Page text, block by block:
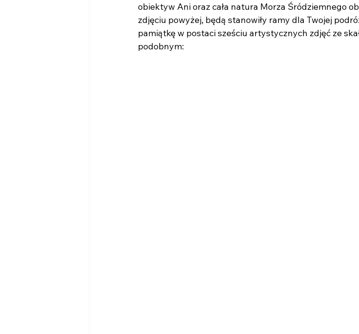
obiektyw Ani oraz cała natura Morza Śródziemnego
zdjęciu powyżej, będą stanowiły ramy dla Twojej
pamiątkę w postaci sześciu artystycznych zdjęć ze
podobnym: